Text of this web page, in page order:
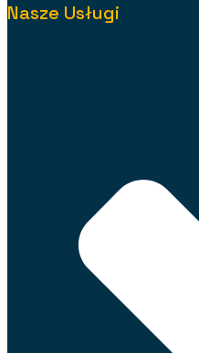
Nasze Usługi